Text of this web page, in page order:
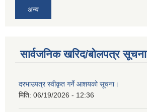
अन्य
सार्वजनिक खरिद/बोलपत्र सूचना
दरभाउपत्र स्वीकृत गर्ने आशयको सूचना।
मिति: 06/19/2026 - 12:36